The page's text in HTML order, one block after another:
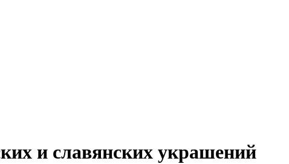
и славянских украшений